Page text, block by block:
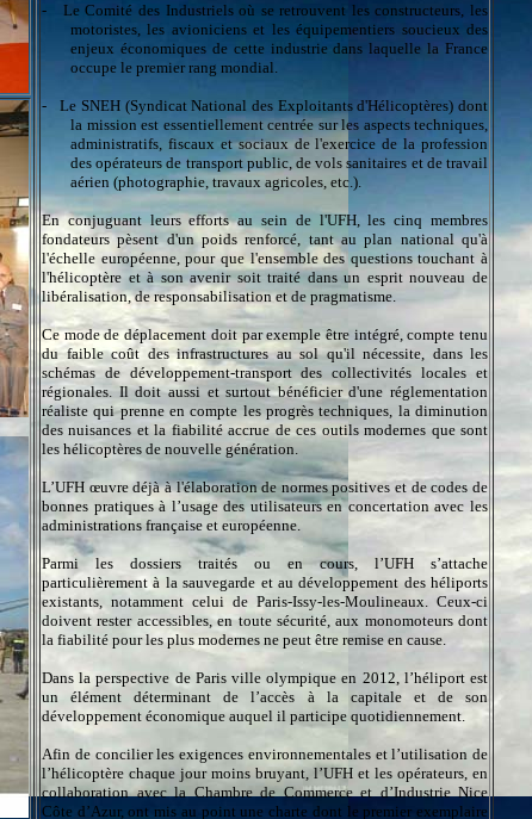
-
Le Comité des Industriels où se retrouvent les constructeurs, les
motoristes, les avioniciens et les équipementiers soucieux des
enjeux économiques de cette industrie dans laquelle la France
occupe le premier rang mondial.
-
Le SNEH (Syndicat National des Exploitants d'Hélicoptères) dont
la mission est essentiellement centrée sur les aspects techniques,
administratifs, fiscaux et sociaux de l'exercice de la profession
des opérateurs de transport public, de vols sanitaires et de travail
aérien (photographie, travaux agricoles, etc.).
En conjuguant leurs efforts au sein de l'UFH, les cinq membres
fondateurs pèsent d'un poids renforcé, tant au plan national qu'à
l'échelle européenne, pour que l'ensemble des questions touchant à
l'hélicoptère et à son avenir soit traité dans un esprit nouveau de
libéralisation, de responsabilisation et de pragmatisme.
Ce mode de déplacement doit par exemple être intégré, compte tenu
du faible coût des infrastructures au sol qu'il nécessite, dans les
schémas de développement-transport des collectivités locales et
régionales. Il doit aussi et surtout bénéficier d'une réglementation
réaliste qui prenne en compte les progrès techniques, la diminution
des nuisances et la fiabilité accrue de ces outils modernes que sont
les hélicoptères de nouvelle génération.
L’UFH œuvre déjà à l'élaboration de normes positives et de codes de
bonnes pratiques à l’usage des utilisateurs en concertation avec les
administrations française et européenne.
Parmi les dossiers traités ou en cours, l’UFH s’attache
particulièrement à la sauvegarde et au développement des héliports
existants, notamment celui de Paris-Issy-les-Moulineaux. Ceux-ci
doivent rester accessibles, en toute sécurité, aux monomoteurs dont
la fiabilité pour les plus modernes ne peut être remise en cause.
Dans la perspective de Paris ville olympique en 2012, l’héliport est
un élément déterminant de l’accès à la capitale et de son
développement économique auquel il participe quotidiennement.
Afin de concilier les exigences environnementales et l’utilisation de
l’hélicoptère chaque jour moins bruyant, l’UFH et les opérateurs, en
collaboration avec la Chambre de Commerce et d’Industrie Nice
Côte d’Azur, ont mis au point une charte dont le premier exemplaire